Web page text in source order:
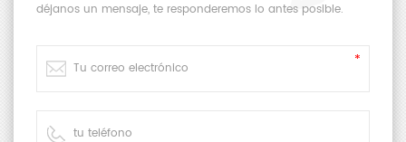
déjanos un mensaje, te responderemos lo antes posible.